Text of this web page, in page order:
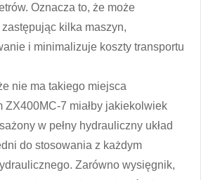
Oznacza to, że może
kilka maszyn,
i minimalizuje koszty transportu
nie ma takiego miejsca
ZX400MC-7 miałby jakiekolwiek
w pełny hydrauliczny układ
do stosowania z każdym
Zarówno wysięgnik,